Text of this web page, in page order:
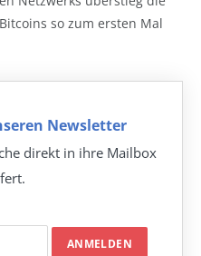
so zum ersten Mal
Newsletter
direkt in ihre Mailbox